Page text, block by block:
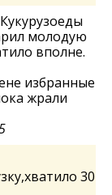
молодую
вполне.
избранные
жрали
30